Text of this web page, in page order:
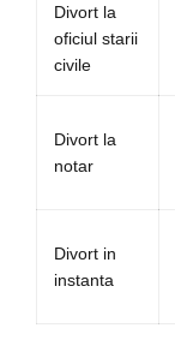
Divort la
oficiul starii
civile
Divort la
notar
Divort in
instanta